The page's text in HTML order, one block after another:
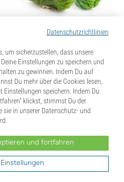
(Echinopsis pachanoi
cristata)
19,99€
Datenschutzrichtlinien
um sicherzustellen, dass unsere
Einstellungen zu speichern und
zu gewinnen. Indem Du auf
Du mehr über die Cookies lesen,
Einstellungen speichern. Indem Du
klickst, stimmst Du der
sie in unserer Datenschutz- und
und fortfahren